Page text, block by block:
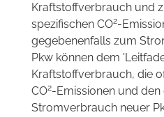
Kraftstoffverbrauch und
spezifischen CO2-
gegebenenfalls zum
Pkw können dem
Kraftstoffverbrauch, die
CO2-Emissionen und den
Stromverbrauch neuer